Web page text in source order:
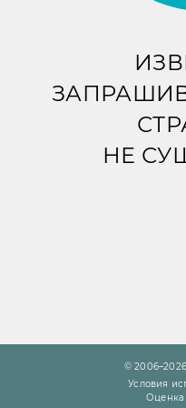
НЕ
©
Условия
Оценка